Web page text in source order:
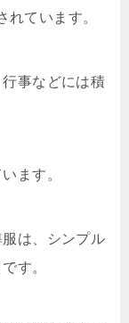
れています。
事などには積
ます。
は、シンプル
す。